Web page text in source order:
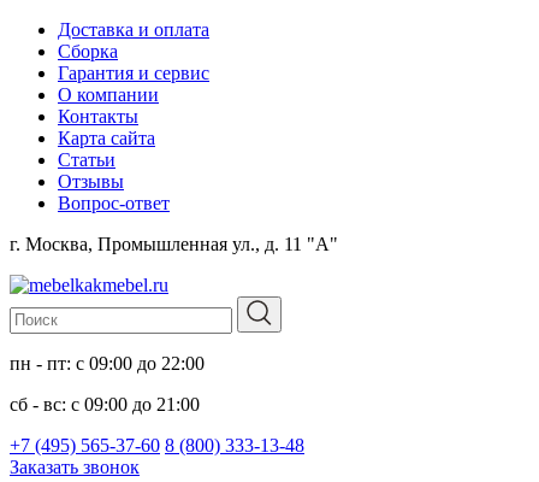
Доставка и оплата
Сборка
Гарантия и сервис
О компании
Контакты
Карта сайта
Статьи
Отзывы
Вопрос-ответ
г. Москва, Промышленная ул., д. 11 "А"
пн - пт: с 09:00 до 22:00
сб - вс: с 09:00 до 21:00
+7 (495) 565-37-60 8 (800) 333-13-48
Заказать звонок